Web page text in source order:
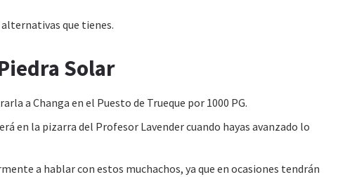
que tienes.
Solar
a Changa en el Puesto de Trueque por 1000 PG.
en la pizarra del Profesor Lavender cuando hayas avanzado lo
a hablar con estos muchachos, ya que en ocasiones tendrán